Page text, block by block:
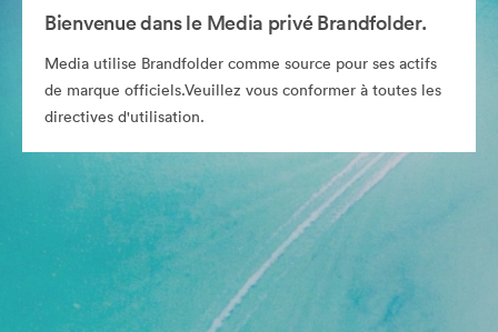
Bienvenue dans le Media privé Brandfolder.
Media utilise Brandfolder comme source pour ses actifs
de marque officiels.Veuillez vous conformer à toutes les
directives d'utilisation.